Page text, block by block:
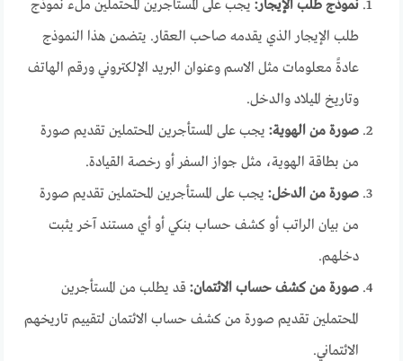
نموذج طلب الإيجار: يجب على المستأجرين المحتملين ملء نموذج
طلب الإيجار الذي يقدمه صاحب العقار. يتضمن هذا النموذج
عادةً معلومات مثل الاسم وعنوان البريد الإلكتروني ورقم الهاتف
وتاريخ الميلاد والدخل.
صورة من الهوية: يجب على المستأجرين المحتملين تقديم صورة
من بطاقة الهوية، مثل جواز السفر أو رخصة القيادة.
صورة من الدخل: يجب على المستأجرين المحتملين تقديم صورة
من بيان الراتب أو كشف حساب بنكي أو أي مستند آخر يثبت
دخلهم.
صورة من كشف حساب الائتمان: قد يطلب من المستأجرين
المحتملين تقديم صورة من كشف حساب الائتمان لتقييم تاريخهم
الائتماني.